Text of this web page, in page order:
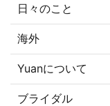
日々のこと
海外
Yuanについて
ブライダル